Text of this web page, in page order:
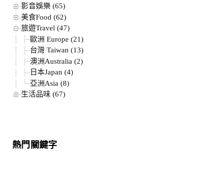
影音娛樂 (65)
美食Food (62)
旅遊Travel (47)
歐洲 Europe (21)
台灣 Taiwan (13)
澳洲Australia (2)
日本Japan (4)
亞洲Asia (8)
生活品味 (67)
熱門關鍵字